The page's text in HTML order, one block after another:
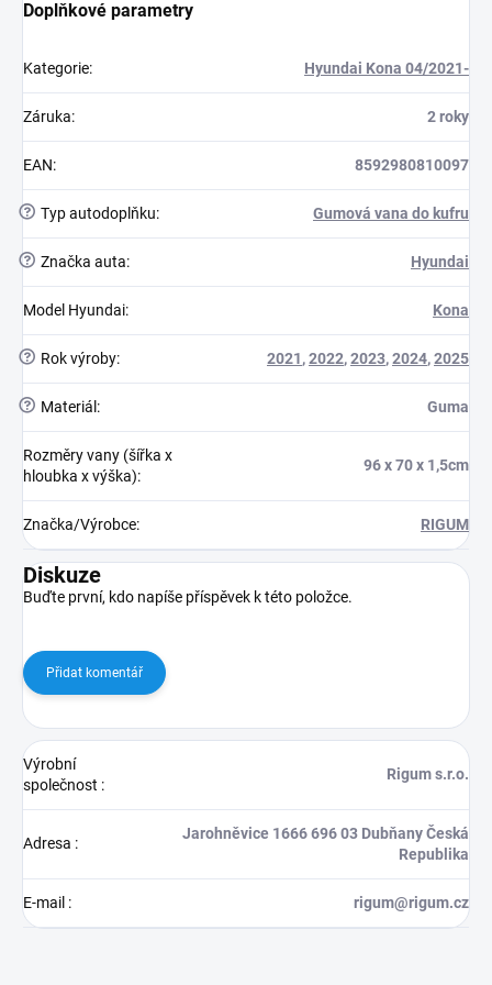
Doplňkové parametry
Kategorie: Hyundai Kona 04/2021-
Záruka: 2 roky
EAN: 8592980810097
? Typ autodoplňku: Gumová vana do kufru
? Značka auta: Hyundai
Model Hyundai: Kona
? Rok výroby: 2021,2022,2023,2024,2025
? Materiál : Guma
Rozměry vany (šířka x
hloubka x výška):
96 x 70 x 1,5cm
Značka/Výrobce: RIGUM
Diskuze
Buďte první, kdo napíše příspěvek k této položce.
Přidat komentář
Výrobní
společnost :
Rigum s.r.o.
Adresa :
Jarohněvice 1666 696 03 Dubňany Česká
Republika
E-mail : rigum@rigum.cz